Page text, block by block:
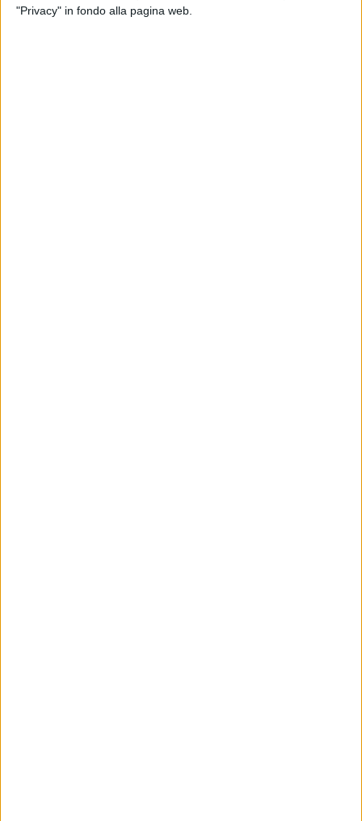
"Privacy" in fondo alla pagina web.
vita e ponte di dialogo fra le generazioni» è quanto